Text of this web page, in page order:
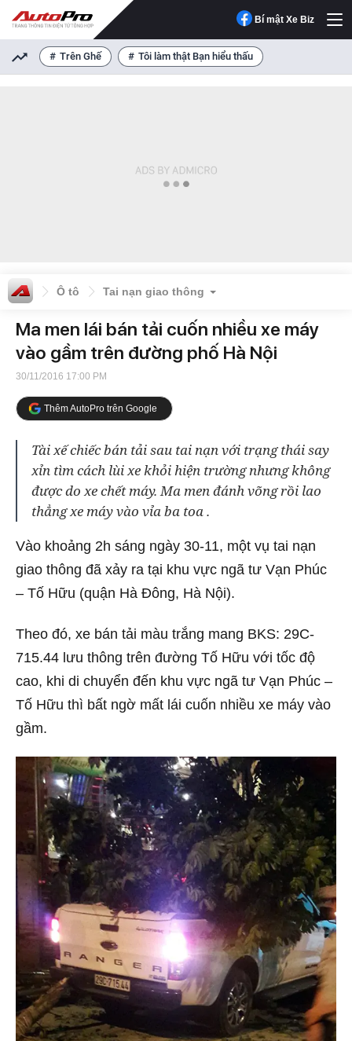
Bí mật Xe Biz
Trên Ghế Tôi làm thật Bạn hiểu thấu
Ô tô Tai nạn giao thông
Ma men lái bán tải cuốn nhiều xe máy
vào gầm trên đường phố Hà Nội
30/11/2016 17:00 PM
Thêm AutoPro trên Google
Tài xế chiếc bán tải sau tai nạn với trạng thái say
xỉn tìm cách lùi xe khỏi hiện trường nhưng không
được do xe chết máy. Ma men đánh võng rồi lao
thẳng xe máy vào vỉa ba toa .
Vào khoảng 2h sáng ngày 30-11, một vụ tai nạn
giao thông đã xảy ra tại khu vực ngã tư Vạn Phúc
– Tố Hữu (quận Hà Đông, Hà Nội).
Theo đó, xe bán tải màu trắng mang BKS: 29C-
715.44 lưu thông trên đường Tố Hữu với tốc độ
cao, khi di chuyển đến khu vực ngã tư Vạn Phúc –
Tố Hữu thì bất ngờ mất lái cuốn nhiều xe máy vào
gầm.